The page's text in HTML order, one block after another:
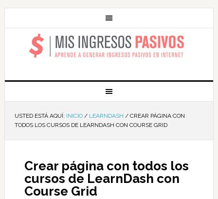
MIS INGRESOS
PASIVOS
USTED ESTÁ AQUÍ: INICIO / LEARNDASH /CREAR PÁGINA CON
TODOS LOS CURSOS DE LEARNDASH CON COURSE GRID
Crear página con todos los
cursos de LearnDash con
Course Grid